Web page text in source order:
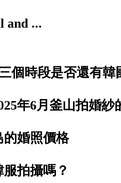
Seoul
個時段是否還有
年6月釜山拍婚
婚照價格
拍攝嗎？